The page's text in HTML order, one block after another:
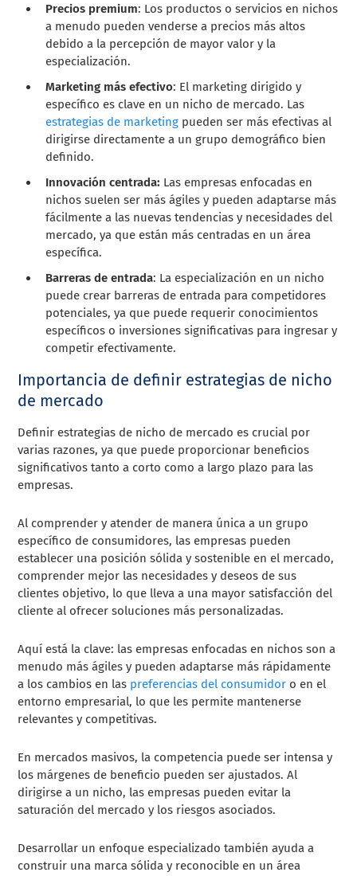
Precios premium: Los productos o servicios en nichos
a menudo pueden venderse a precios más altos
debido a la percepción de mayor valor y la
especialización.
Marketing más efectivo: El marketing dirigido y
específico es clave en un nicho de mercado. Las
estrategias de marketing pueden ser más efectivas al
dirigirse directamente a un grupo demográfico bien
definido.
Innovación centrada: Las empresas enfocadas en
nichos suelen ser más ágiles y pueden adaptarse más
fácilmente a las nuevas tendencias y necesidades del
mercado, ya que están más centradas en un área
específica.
Barreras de entrada: La especialización en un nicho
puede crear barreras de entrada para competidores
potenciales, ya que puede requerir conocimientos
específicos o inversiones significativas para ingresar y
competir efectivamente.
Importancia de definir estrategias de nicho
de mercado
Definir estrategias de nicho de mercado es crucial por
varias razones, ya que puede proporcionar beneficios
significativos tanto a corto como a largo plazo para las
empresas.
Al comprender y atender de manera única a un grupo
específico de consumidores, las empresas pueden
establecer una posición sólida y sostenible en el mercado,
comprender mejor las necesidades y deseos de sus
clientes objetivo, lo que lleva a una mayor satisfacción del
cliente al ofrecer soluciones más personalizadas.
Aquí está la clave: las empresas enfocadas en nichos son a
menudo más ágiles y pueden adaptarse más rápidamente
a los cambios en las preferencias del consumidor o en el
entorno empresarial, lo que les permite mantenerse
relevantes y competitivas.
En mercados masivos, la competencia puede ser intensa y
los márgenes de beneficio pueden ser ajustados. Al
dirigirse a un nicho, las empresas pueden evitar la
saturación del mercado y los riesgos asociados.
Desarrollar un enfoque especializado también ayuda a
construir una marca sólida y reconocible en un área